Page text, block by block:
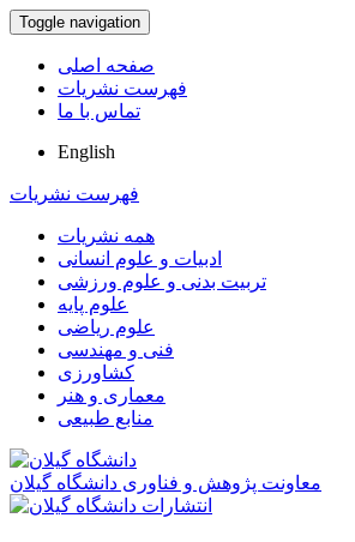
Toggle navigation
صفحه اصلی
فهرست نشریات
تماس با ما
English
فهرست نشریات
همه نشریات
ادبیات و علوم انسانی
تربیت بدنی و علوم ورزشی
علوم پایه
علوم ریاضی
فنی و مهندسی
کشاورزی
معماری و هنر
منابع طبیعی
معاونت پژوهش و فناوری دانشگاه گیلان